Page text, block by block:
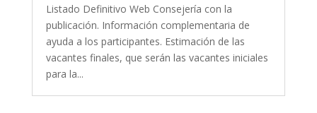
Listado Definitivo Web Consejería con la
publicación. Información complementaria de
ayuda a los participantes. Estimación de las
vacantes finales, que serán las vacantes iniciales
para la...